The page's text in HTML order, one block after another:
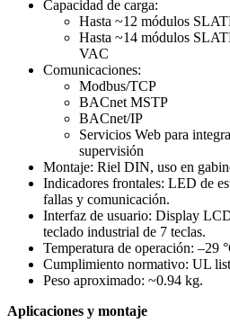
Capacidad de carga:
Hasta ~12 módulos
Hasta ~14 módulos
VAC
Comunicaciones:
Modbus/TCP
BACnet MSTP
BACnet/IP
Servicios Web para
supervisión
Montaje: Riel DIN, uso en
Indicadores frontales: LED de
fallas y comunicación.
Interfaz de usuario: Display
teclado industrial de 7 teclas.
Temperatura de operación: –29
Cumplimiento normativo: UL
Peso aproximado: ~0.94 kg.
Aplicaciones y montaje